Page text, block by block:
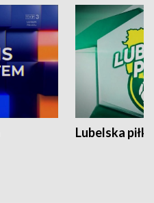
Lubelska piłka